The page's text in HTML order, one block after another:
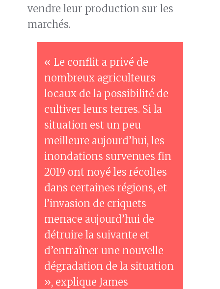
vendre leur production sur les
marchés.
« Le conflit a privé de
nombreux agriculteurs
locaux de la possibilité de
cultiver leurs terres. Si la
situation est un peu
meilleure aujourd’hui, les
inondations survenues fin
2019 ont noyé les récoltes
dans certaines régions, et
l’invasion de criquets
menace aujourd’hui de
détruire la suivante et
d’entraîner une nouvelle
dégradation de la situation
», explique James